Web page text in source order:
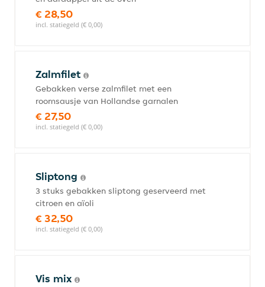
€ 28,50
incl. statiegeld (€ 0,00)
Zalmfilet
Gebakken verse zalmfilet met een
roomsausje van Hollandse garnalen
€ 27,50
incl. statiegeld (€ 0,00)
Sliptong
3 stuks gebakken sliptong geserveerd met
citroen en aïoli
€ 32,50
incl. statiegeld (€ 0,00)
Vis mix